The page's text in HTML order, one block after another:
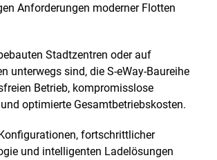
Anforderungen moderner Flotten
Stadtzentren oder auf
unterwegs sind, die S-eWay-Baureihe
Betrieb, kompromisslose
optimierte Gesamtbetriebskosten.
fortschrittlicher
und intelligenten Ladelösungen